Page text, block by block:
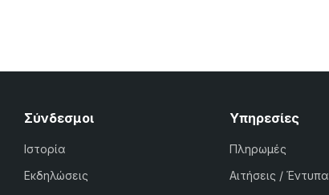
Σύνδεσμοι
Ιστορία
Εκδηλώσεις
Υπηρεσίες
Πληρωμές
Αιτήσεις / Έντυπα